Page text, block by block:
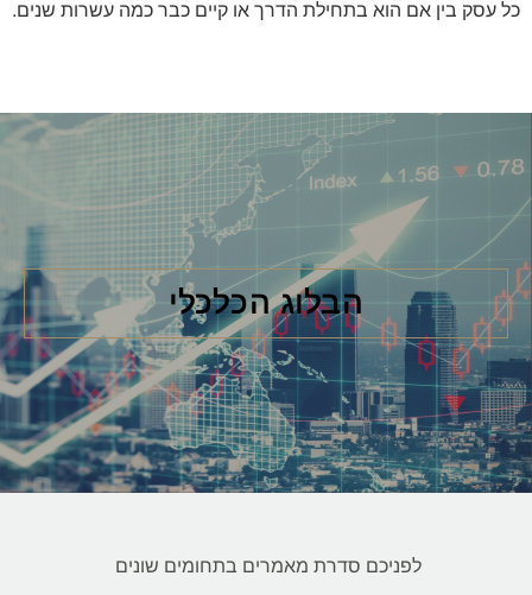
כל עסק בין אם הוא בתחילת הדרך או קיים כבר כמה עשרות שנים.
הבלוג הכלכלי
לפניכם סדרת מאמרים בתחומים שונים